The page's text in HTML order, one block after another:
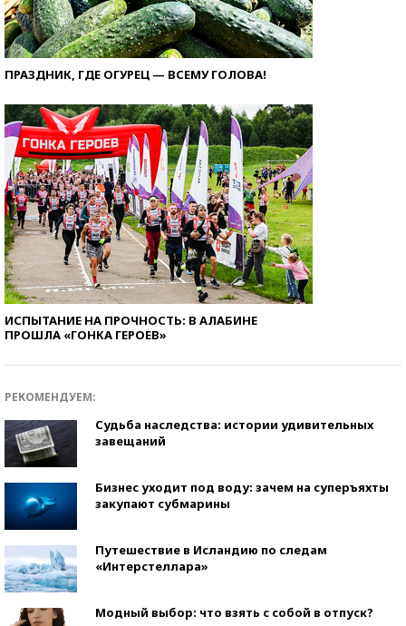
ПРАЗДНИК, ГДЕ ОГУРЕЦ — ВСЕМУ ГОЛОВА!
ИСПЫТАНИЕ НА ПРОЧНОСТЬ: В АЛАБИНЕ
ПРОШЛА «ГОНКА ГЕРОЕВ»
РЕКОМЕНДУЕМ:
Судьба наследства: истории удивительных
завещаний
Бизнес уходит под воду: зачем на суперъяхты
закупают субмарины
Путешествие в Исландию по следам
«Интерстеллара»
Модный выбор: что взять с собой в отпуск?